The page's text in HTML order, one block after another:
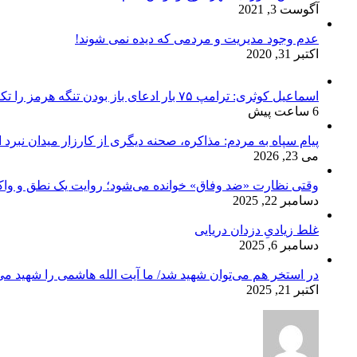
آگوست 3, 2021
عدم وجود مدیریت و مردمی که دیده نمی شوند!
اکتبر 31, 2020
اسماعیل کوثری: ترامپ ۷۵ بار ادعای باز بودن تنگه هرمز را تکرار کرده
6 ساعت پیش
پیام سپاه به مردم: مذاکره، صحنه دیگری از کارزار میدان
می 23, 2026
وقتی نظارت «ضد وفاق» خوانده می‌شود؛ روایت یک نطق و
دسامبر 22, 2025
غلط زیادیِ دزدان دریایی
دسامبر 6, 2025
در استخر هم می‌توان شهید شد/ ما آیت الله هاشمی را شهید
اکتبر 21, 2025